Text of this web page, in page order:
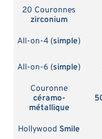
20 Couronnes
zirconium
All-on-4 (simple)
All-on-6 (simple)
Couronne
céramo-
métallique
Hollywood Smile